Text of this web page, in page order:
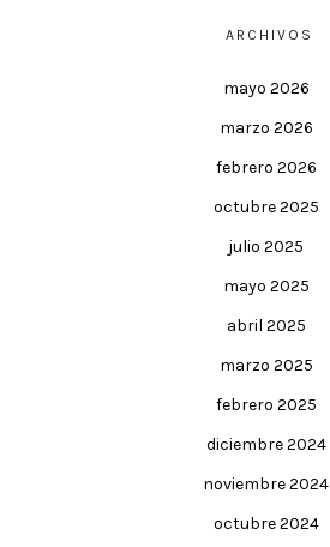
ARCHIVOS
mayo 2026
marzo 2026
febrero 2026
octubre 2025
julio 2025
mayo 2025
abril 2025
marzo 2025
febrero 2025
diciembre 2024
noviembre 2024
octubre 2024